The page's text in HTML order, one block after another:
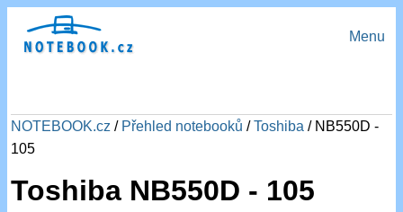
Menu
NOTEBOOK.cz / Přehled notebooků /Toshiba / NB550D -
105
Toshiba NB550D - 105